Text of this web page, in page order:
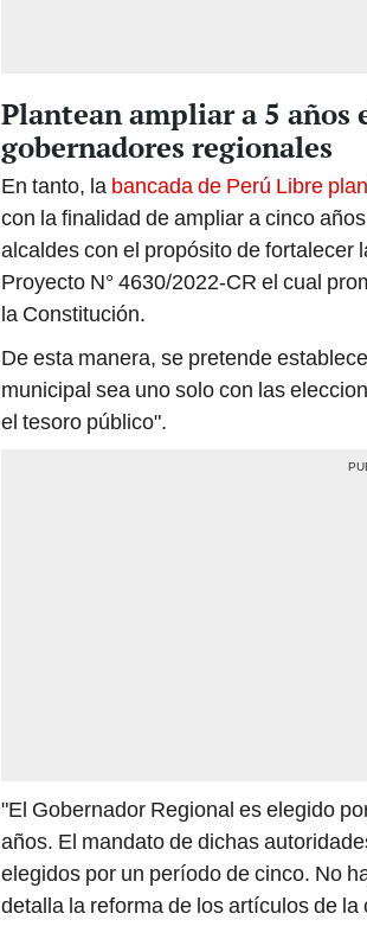
Plantean ampliar a 5 años
gobernadores regionales
En tanto, la bancada de Perú Libre
con la finalidad de ampliar a cinco
alcaldes con el propósito de fortalecer
Proyecto N° 4630/2022-CR el cual
la Constitución.
De esta manera, se pretende
municipal sea uno solo con las
el tesoro público".
"El Gobernador Regional es elegido
años. El mandato de dichas
elegidos por un período de cinco. No
detalla la reforma de los artículos de la